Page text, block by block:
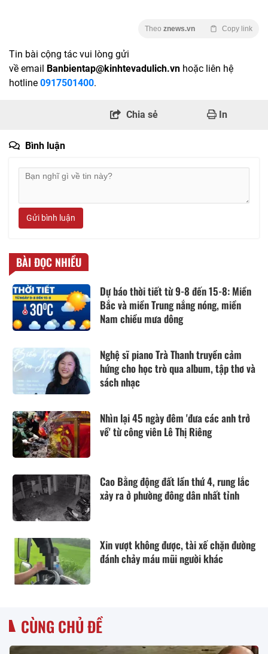
Theo znews.vn Copy link
Tin bài cộng tác vui lòng gửi
về email Banbientap@kinhtevadulich.vn hoặc liên hệ
hotline 0917501400.
Chia sẻ In
Bình luận
Gửi bình luận
BÀI ĐỌC NHIỀU
Dự báo thời tiết từ 9-8 đến 15-8: Miền
Bắc và miền Trung nắng nóng, miền
Nam chiều mưa dông
Nghệ sĩ piano Trà Thanh truyền cảm
hứng cho học trò qua album, tập thơ và
sách nhạc
Nhìn lại 45 ngày đêm 'đưa các anh trở
về' từ công viên Lê Thị Riêng
Cao Bằng động đất lần thứ 4, rung lắc
xảy ra ở phường đông dân nhất tỉnh
Xin vượt không được, tài xế chặn đường
đánh chảy máu mũi người khác
CÙNG CHỦ ĐỀ